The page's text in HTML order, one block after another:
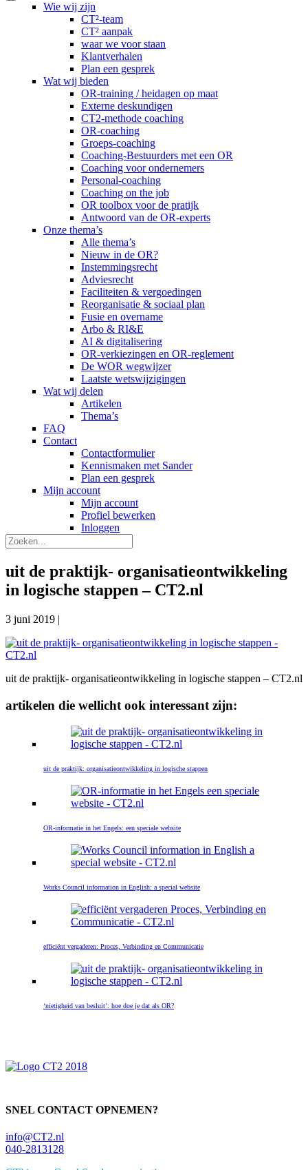
Wie wij zijn
CT²-team
CT² aanpak
waar we voor staan
Klantverhalen
Plan een gesprek
Wat wij bieden
OR-training / heidagen op maat
Externe deskundigen
CT2-methode coaching
OR-coaching
Groeps-coaching
Coaching-Bestuurders met een OR
Coaching voor ondernemers
Personal-coaching
Coaching on the job
OR toolbox voor de pratijk
Antwoord van de OR-experts
Onze thema’s
Alle thema’s
Nieuw in de OR?
Instemmingsrecht
Adviesrecht
Faciliteiten & vergoedingen
Reorganisatie & sociaal plan
Fusie en overname
Arbo & RI&E
AI & digitalisering
OR-verkiezingen en OR-reglement
De WOR wegwijzer
Laatste wetswijzigingen
Wat wij delen
Artikelen
Thema’s
FAQ
Contact
Contactformulier
Kennismaken met Sander
Plan een gesprek
Mijn account
Mijn account
Profiel bewerken
Inloggen
uit de praktijk- organisatieontwikkeling
in logische stappen – CT2.nl
3 juni 2019 |
uit de praktijk- organisatieontwikkeling in logische stappen – CT2.nl
artikelen die wellicht ook interessant zijn:
uit de praktijk: organisatieontwikkeling in logische stappen
OR-informatie in het Engels: een speciale website
Works Council information in English: a special website
efficiënt vergaderen: Proces, Verbinding en Communicatie
‘nietigheid van besluit’: hoe doe je dat als OR?
SNEL CONTACT OPNEMEN?
info@CT2.nl
040-2813128